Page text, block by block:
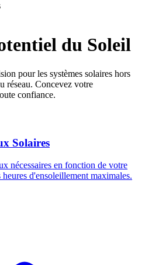
du Soleil
pour les systèmes solaires hors
réseau. Concevez votre
confiance.
Solaires
nécessaires en fonction de votre
d'ensoleillement maximales.